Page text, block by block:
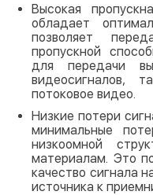
Высокая
обладает
позволяет
пропускной
для передачи
видеосигналов,
потоковое видео.
Низкие потери
минимальные
низкоомной
материалам. Это
качество сигнала
источника к